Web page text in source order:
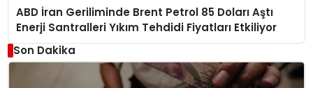
ABD İran Geriliminde Brent Petrol 85 Doları Aştı
Enerji Santralleri Yıkım Tehdidi Fiyatları Etkiliyor
Son Dakika